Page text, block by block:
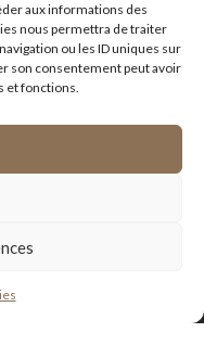
aux informations des
nous permettra de traiter
ou les ID uniques sur
son consentement peut avoir
et fonctions.